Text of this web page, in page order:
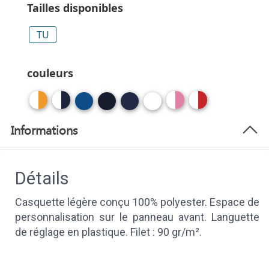
Tailles disponibles
TU
couleurs
Informations
Détails
Casquette légère conçu 100% polyester. Espace de
personnalisation sur le panneau avant. Languette
de réglage en plastique. Filet : 90 gr/m².